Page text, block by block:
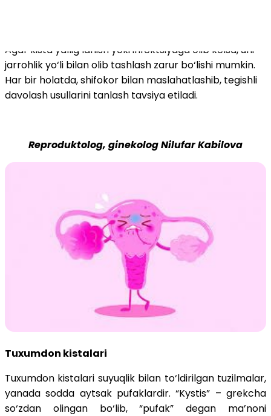
Agar kista yallig‘lanish yoki infektsiyaga olib kelsa, uni
jarrohlik yo‘li bilan olib tashlash zarur bo‘lishi mumkin.
Har bir holatda, shifokor bilan maslahatlashib, tegishli
davolash usullarini tanlash tavsiya etiladi.
Reproduktolog, ginekolog Nilufar Kabilova
Tuxumdon kistalari
Tuxumdon kistalari suyuqlik bilan to‘ldirilgan tuzilmalar,
yanada sodda aytsak pufaklardir. “Kystis” – grekcha
so‘zdan olingan bo‘lib, “pufak” degan ma’noni